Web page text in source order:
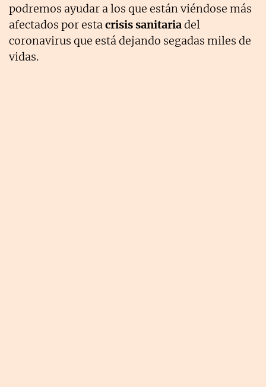
podremos ayudar a los que están viéndose más
afectados por esta crisis sanitariadel
coronavirus que está dejando segadas miles de
vidas.